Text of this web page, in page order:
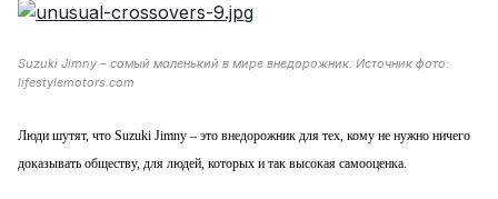
Suzuki Jimny – самый маленький в мире внедорожник. Источник фото:
lifestylemotors.com
Люди шутят, что Suzuki Jimny – это внедорожник для тех, кому не нужно ничего
доказывать обществу, для людей, которых и так высокая самооценка.